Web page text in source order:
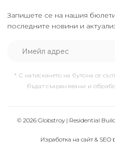
Запишете се на нашия
последните новини и
* С натискането на бутона се
бъдат съхранявани и
© 2026 Globstroy | Residential
Изработка на сайт & SEO